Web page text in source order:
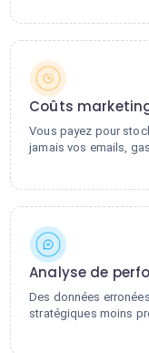
Coûts
Vous payez pour
jamais vos emails,
Analyse de
Des données
stratégiques moins